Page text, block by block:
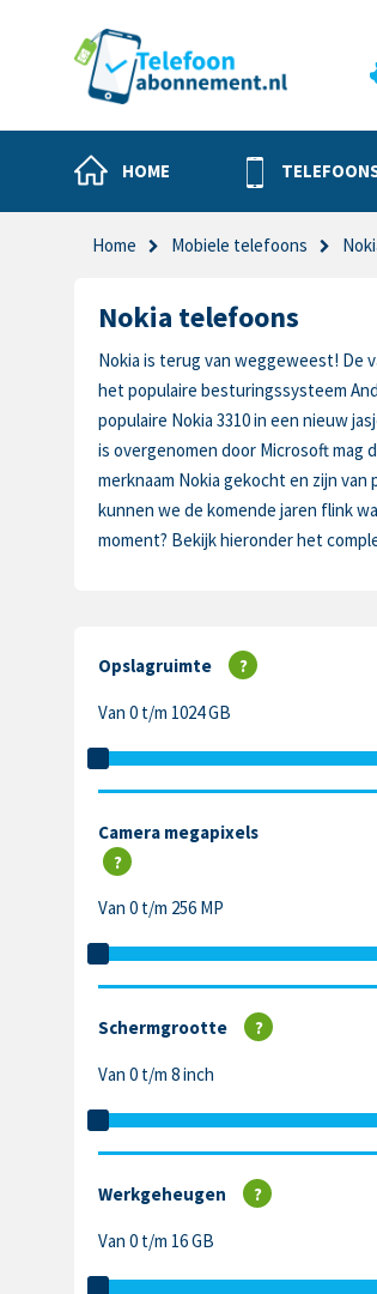
HOME
Home Mobiele telefoons
Nokia telefoons
Nokia is terug van weggeweest! De
het populaire besturingssysteem
populaire Nokia 3310 in een nieuw
is overgenomen door Microsoft mag
merknaam Nokia gekocht en zijn
kunnen we de komende jaren flink
moment? Bekijk hieronder het
Opslagruimte ?
Van 0 t/m 1024 GB
Camera megapixels
?
Van 0 t/m 256 MP
Schermgrootte ?
Van 0 t/m 8 inch
Werkgeheugen ?
Van 0 t/m 16 GB